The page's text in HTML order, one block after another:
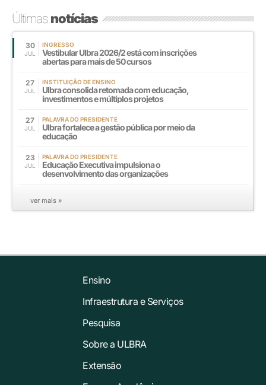
Últimasnotícias
30
JUL
INGRESSO
Vestibular Ulbra 2026/2 está com inscrições
abertas para mais de 50 cursos
27
JUL
INSTITUIÇÃO DE ENSINO
Ulbra consolida retomada com educação,
investimentos e múltiplos projetos
27
JUL
PALAVRA DO PRESIDENTE
Ulbra fortalece a gestão pública por meio da
educação
23
JUL
PALAVRA DO PRESIDENTE
Educação Executiva impulsiona o
desenvolvimento das organizações
ver mais »
Ensino
Infraestrutura e Serviços
Pesquisa
Sobre a ULBRA
Extensão